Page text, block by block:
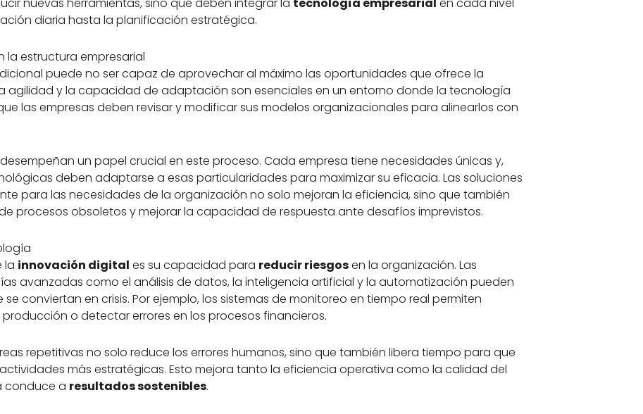
diaria hasta la planificación estratégica.
la estructura empresarial
puede no ser capaz de aprovechar al máximo las oportunidades que ofrece la
agilidad y la capacidad de adaptación son esenciales en un entorno donde la tecnología
las empresas deben revisar y modificar sus modelos organizacionales para alinearlos con
desempeñan un papel crucial en este proceso. Cada empresa tiene necesidades únicas y,
deben adaptarse a esas particularidades para maximizar su eficacia. Las soluciones
para las necesidades de la organización no solo mejoran la eficiencia, sino que también
procesos obsoletos y mejorar la capacidad de respuesta ante desafíos imprevistos.
la innovación digital es su capacidad para reducir riesgosen la organización. Las
avanzadas como el análisis de datos, la inteligencia artificial y la automatización pueden
conviertan en crisis. Por ejemplo, los sistemas de monitoreo en tiempo real permiten
o detectar errores en los procesos financieros.
repetitivas no solo reduce los errores humanos, sino que también libera tiempo para que
más estratégicas. Esto mejora tanto la eficiencia operativa como la calidad del
conduce a resultados sostenibles.